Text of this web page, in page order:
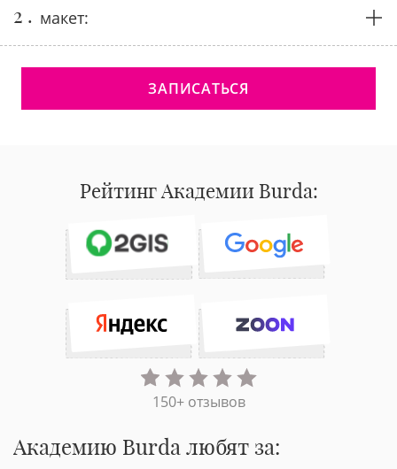
2 . макет:
ЗАПИСАТЬСЯ
Рейтинг Академии Burda:
150+ отзывов
Академию Burda любят за: